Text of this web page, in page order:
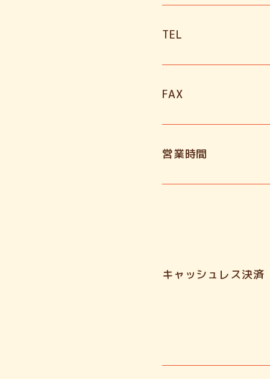
TEL
FAX
営業時間
キャッシュレス決済